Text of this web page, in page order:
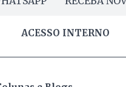
ACESSO INTERNO